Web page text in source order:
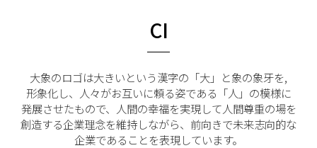
CI
大象のロゴは大きいという漢字の「大」と象の象牙を,
形象化し、人々がお互いに頼る姿である「人」の模様に
発展させたもので、人間の幸福を実現して人間尊重の場を
創造する企業理念を維持しながら、前向きで未来志向的な
企業であることを表現しています。